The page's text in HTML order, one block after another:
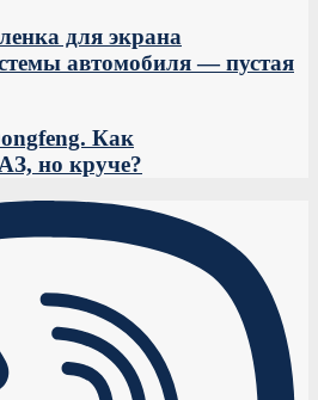
для экрана
автомобиля — пустая
Как
но круче?